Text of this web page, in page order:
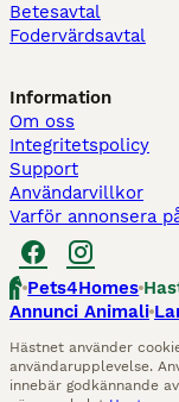
Betesavtal
Fodervärdsavtal
Information
Om oss
Integritetspolicy
Support
Användarvillkor
Varför annonsera
Pets4Homes
Annunci Animali
Hästnet använder
användarupplevelse.
innebär godkännande